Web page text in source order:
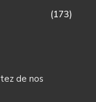
(173)
de nos